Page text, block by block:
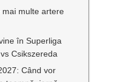
multe artere
în Superliga
Csikszereda
Când vor